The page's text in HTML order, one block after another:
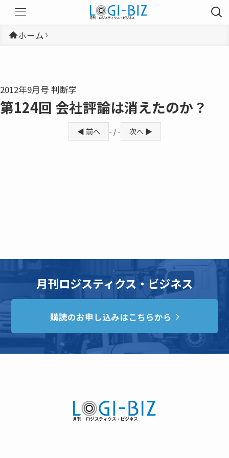
ホーム
2012年9月号 判断学
第124回 会社評論は消えたのか？
◀ 前へ - / - 次へ ▶
月刊ロジスティクス・ビジネス
購読のお申し込みはこちらから